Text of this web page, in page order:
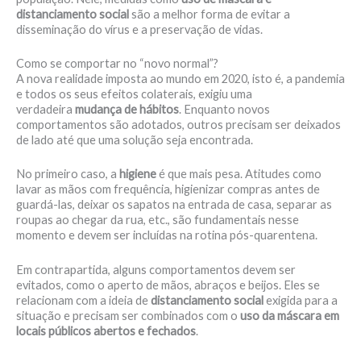
distanciamento socialsão a melhor forma de evitar a
disseminação do vírus e a preservação de vidas.
Como se comportar no “novo normal”?
A nova realidade imposta ao mundo em 2020, isto é, a pandemia
e todos os seus efeitos colaterais, exigiu uma
verdadeira mudança de hábitos. Enquanto novos
comportamentos são adotados, outros precisam ser deixados
de lado até que uma solução seja encontrada.
No primeiro caso, a higieneé que mais pesa. Atitudes como
lavar as mãos com frequência, higienizar compras antes de
guardá-las, deixar os sapatos na entrada de casa, separar as
roupas ao chegar da rua, etc., são fundamentais nesse
momento e devem ser incluídas na rotina pós-quarentena.
Em contrapartida, alguns comportamentos devem ser
evitados, como o aperto de mãos, abraços e beijos. Eles se
relacionam com a ideia dedistanciamento socialexigida para a
situação e precisam ser combinados com o uso da máscara em
locais públicos abertos e fechados.